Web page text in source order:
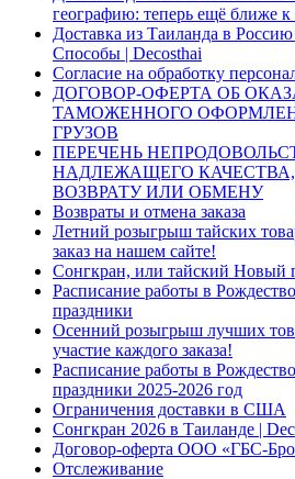
географию: теперь ещё ближе к
Доставка из Таиланда в
Способы | Decosthai
Согласие на обработку
ДОГОВОР-ОФЕРТА ОБ
ТАМОЖЕННОГО
ГРУЗОВ
ПЕРЕЧЕНЬ
НАДЛЕЖАЩЕГО
ВОЗВРАТУ ИЛИ ОБМЕНУ
Возвраты и отмена заказа
Летний розыгрыш тайских
заказ на нашем сайте!
Сонгкран, или тайский Новый
Расписание работы в
праздники
Осенний розыгрыш лучших
участие каждого заказа!
Расписание работы в
праздники 2025-2026 год
Ограничения доставки в США
Сонгкран 2026 в Таиланде |
Договор-оферта ООО «ГБС-
Отслеживание